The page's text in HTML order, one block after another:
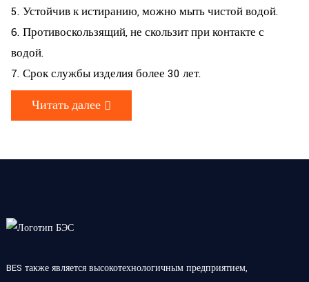
5. Устойчив к истиранию, можно мыть чистой водой.
6. Противоскользящий, не скользит при контакте с
водой.
7. Срок службы изделия более 30 лет.
Читать далее
BES также является высокотехнологичным предприятием,